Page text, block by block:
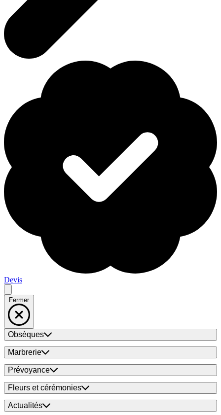
Devis
Fermer
Obsèques
Marbrerie
Prévoyance
Fleurs et cérémonies
Actualités